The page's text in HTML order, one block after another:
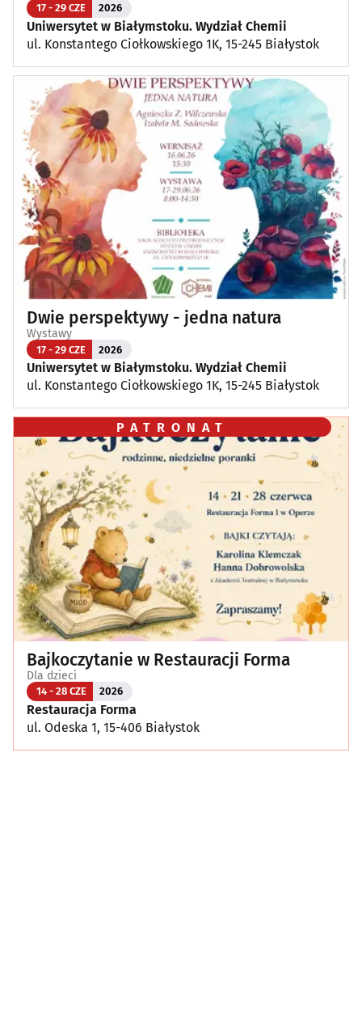
17 - 29 CZE 2026
Uniwersytet w Białymstoku. Wydział Chemii
ul. Konstantego Ciołkowskiego 1K, 15-245 Białystok
Dwie perspektywy - jedna natura
Wystawy
17 - 29 CZE 2026
Uniwersytet w Białymstoku. Wydział Chemii
ul. Konstantego Ciołkowskiego 1K, 15-245 Białystok
PATRONAT
Bajkoczytanie w Restauracji Forma
Dla dzieci
14 - 28 CZE 2026
Restauracja Forma
ul. Odeska 1, 15-406 Białystok